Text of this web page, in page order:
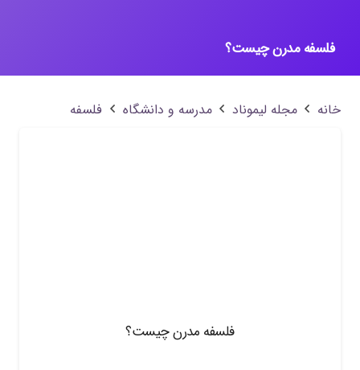
فلسفه مدرن چیست؟
خانه مجله لیموناد مدرسه‌ و‌ دانشگاه فلسفه
فلسفه مدرن چیست؟